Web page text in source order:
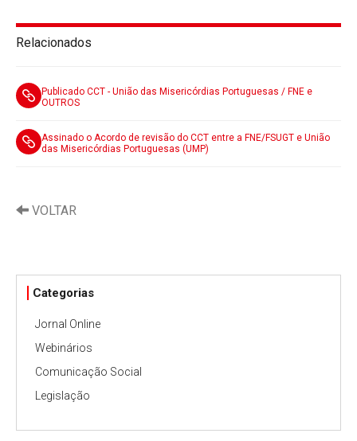
Relacionados
Publicado CCT - União das Misericórdias Portuguesas / FNE e
OUTROS
Assinado o Acordo de revisão do CCT entre a FNE/FSUGT e União
das Misericórdias Portuguesas (UMP)
VOLTAR
Categorias
Jornal Online
Webinários
Comunicação Social
Legislação